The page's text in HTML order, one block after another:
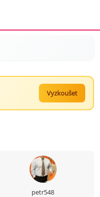
Vyzkoušet
petr548